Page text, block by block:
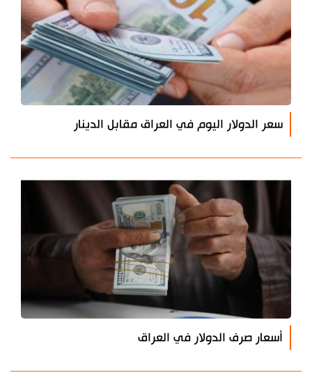
سعر الدولار اليوم في العراق مقابل الدينار
أسعار صرف الدولار في العراق